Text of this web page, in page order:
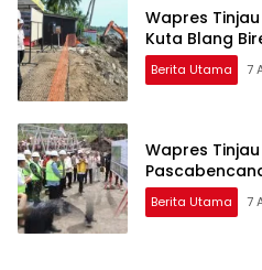
Wapres
Kuta Blang
Berita Utama 7
Wapres
Berita Utama 7